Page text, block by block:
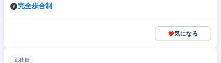
完全歩合制
気になる
正社員